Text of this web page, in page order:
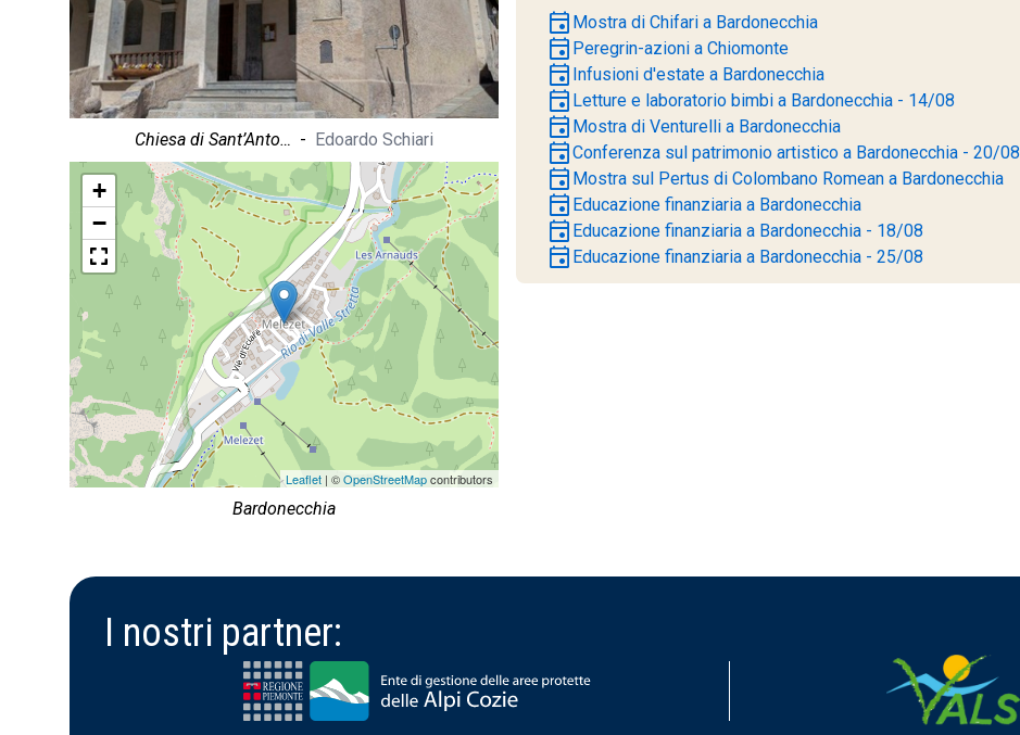
Chiesa di Sant’Anto… - Edoardo Schiari
+
−
Leaflet| ©OpenStreetMapcontributors
Bardonecchia
event Mostra di Chifari a Bardonecchia
event Peregrin-azioni a Chiomonte
event Infusioni d'estate a Bardonecchia
event Letture e laboratorio bimbi a Bardonecchia - 14/08
event Mostra di Venturelli a Bardonecchia
eventConferenza sul patrimonio artistico a Bardonecchia - 20/08
event Mostra sul Pertus di Colombano Romean a Bardonecchia
event Educazione finanziaria a Bardonecchia
event Educazione finanziaria a Bardonecchia - 18/08
event Educazione finanziaria a Bardonecchia - 25/08
I nostri partner: